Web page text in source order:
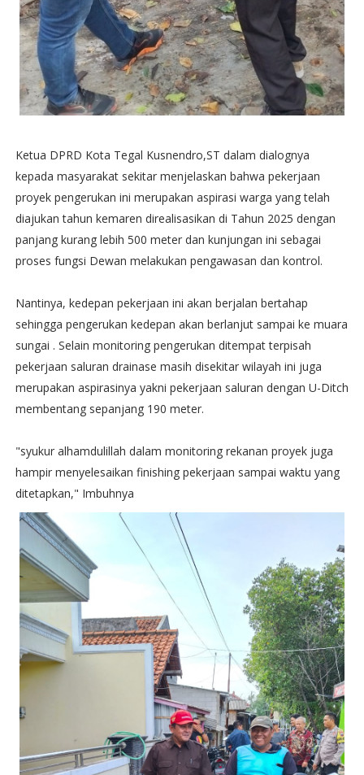
Ketua DPRD Kota Tegal Kusnendro,ST dalam dialognya
kepada masyarakat sekitar menjelaskan bahwa pekerjaan
proyek pengerukan ini merupakan aspirasi warga yang telah
diajukan tahun kemaren direalisasikan di Tahun 2025 dengan
panjang kurang lebih 500 meter dan kunjungan ini sebagai
proses fungsi Dewan melakukan pengawasan dan kontrol.
Nantinya, kedepan pekerjaan ini akan berjalan bertahap
sehingga pengerukan kedepan akan berlanjut sampai ke muara
sungai . Selain monitoring pengerukan ditempat terpisah
pekerjaan saluran drainase masih disekitar wilayah ini juga
merupakan aspirasinya yakni pekerjaan saluran dengan U-Ditch
membentang sepanjang 190 meter.
"syukur alhamdulillah dalam monitoring rekanan proyek juga
hampir menyelesaikan finishing pekerjaan sampai waktu yang
ditetapkan," Imbuhnya